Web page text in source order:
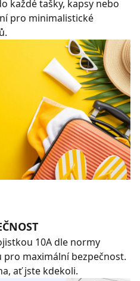
každé tašky, kapsy nebo
pro minimalistické
10A dle normy
pro maximální bezpečnost.
ať jste kdekoli.